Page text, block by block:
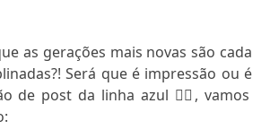
as gerações mais novas são cada
Será que é impressão ou é
de post da linha azul 👇🏻 , vamos